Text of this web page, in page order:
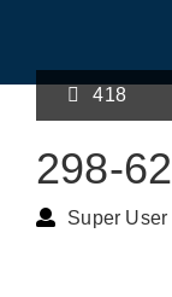
418
298-62
Super User